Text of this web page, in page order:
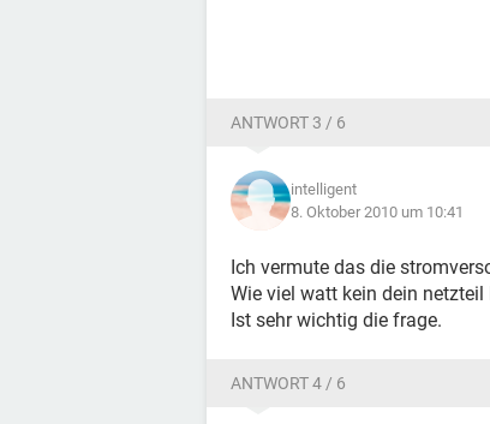
ANTWORT 3 / 6
intelligent
8. Oktober 2010 um 10:41
Ich vermute das die
Wie viel watt kein dein netzteil
Ist sehr wichtig die frage.
ANTWORT 4 / 6